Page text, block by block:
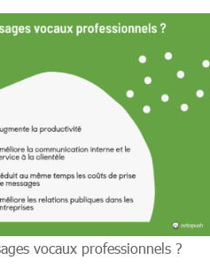
vocaux professionnels ?